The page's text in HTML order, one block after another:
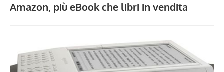
Amazon, più eBook che libri in vendita